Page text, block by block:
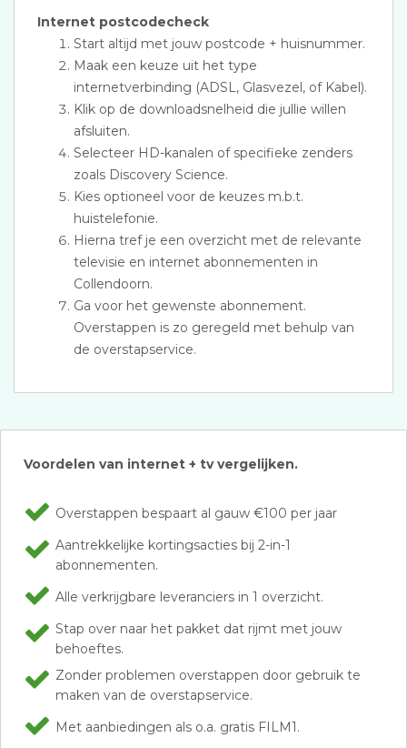
Internet postcodecheck
Start altijd met jouw postcode + huisnummer.
Maak een keuze uit het type
internetverbinding (ADSL, Glasvezel, of Kabel).
Klik op de downloadsnelheid die jullie willen
afsluiten.
Selecteer HD-kanalen of specifieke zenders
zoals Discovery Science.
Kies optioneel voor de keuzes m.b.t.
huistelefonie.
Hierna tref je een overzicht met de relevante
televisie en internet abonnementen in
Collendoorn.
Ga voor het gewenste abonnement.
Overstappen is zo geregeld met behulp van
de overstapservice.
Voordelen van internet + tv vergelijken.
Overstappen bespaart al gauw €100 per jaar
Aantrekkelijke kortingsacties bij 2-in-1
abonnementen.
Alle verkrijgbare leveranciers in 1 overzicht.
Stap over naar het pakket dat rijmt met jouw
behoeftes.
Zonder problemen overstappen door gebruik te
maken van de overstapservice.
Met aanbiedingen als o.a. gratis FILM1.